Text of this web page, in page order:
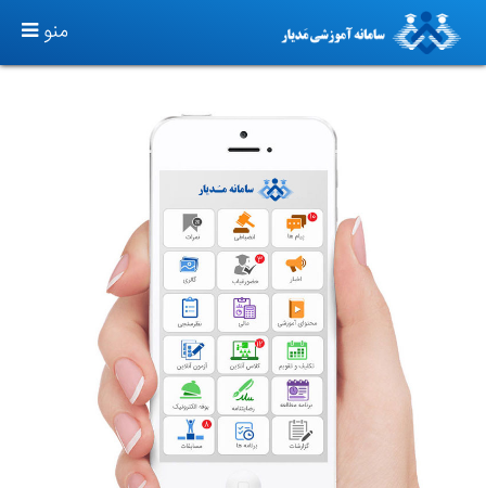
منو